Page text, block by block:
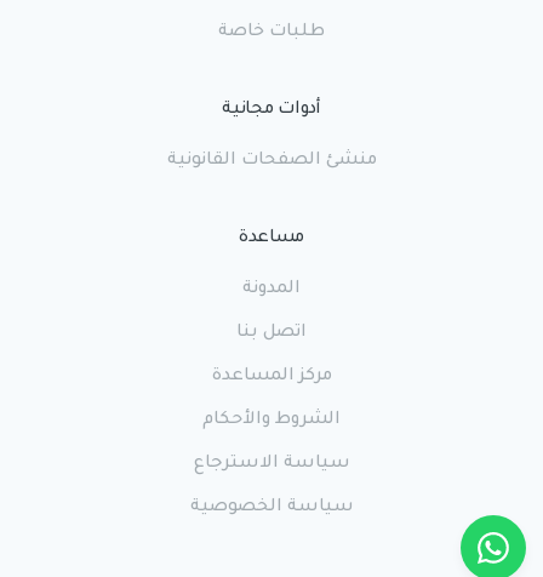
طلبات خاصة
أدوات مجانية
منشئ الصفحات القانونية
مساعدة
المدونة
اتصل بنا
مركز المساعدة
الشروط والأحكام
سياسة الاسترجاع
سياسة الخصوصية